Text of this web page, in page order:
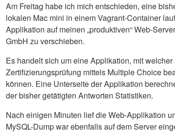
Am Freitag habe ich mich entschieden, eine
lokalen Mac mini in einem Vagrant-Container
Applikation auf meinen „produktiven“ Web-
GmbH zu verschieben.
Es handelt sich um eine Applikation, mit
Zertifizierungsprüfung mittels Multiple Choice
können. Eine Unterseite der Applikation
der bisher getätigten Antworten Statistiken.
Nach einigen Minuten lief die Web-Applikation
MySQL-Dump war ebenfalls auf dem Server